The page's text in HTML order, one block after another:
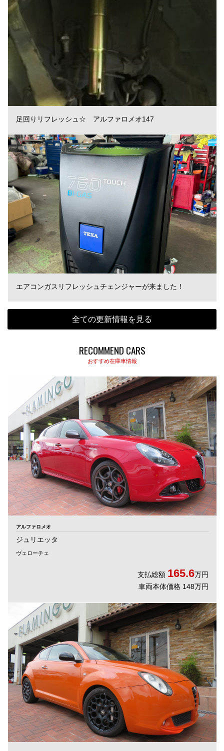
足回りリフレッシュ☆ アルファロメオ147
エアコンガスリフレッシュチェンジャーが来ました！
全ての更新情報を見る
RECOMMEND CARS
おすすめ在庫車情報
アルファロメオ
ジュリエッタ
ヴェローチェ
支払総額 165.6万円
車両本体価格 148万円